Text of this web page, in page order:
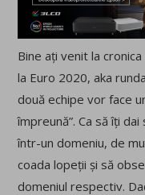
Bine ați venit la
la Euro 2020, aka
două echipe vor face
împreună”. Ca să îți
într-un domeniu, de
coada lopeții și să
domeniul respectiv.